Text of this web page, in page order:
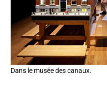
Dans le musée des canaux.